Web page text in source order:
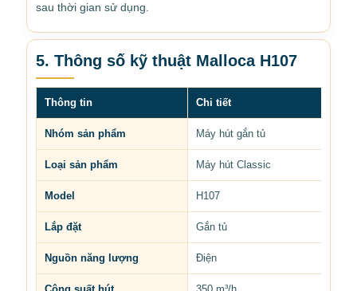
sau thời gian sử dụng.
5. Thông số kỹ thuật Malloca H107
Thông tin Chi tiết
Nhóm sản phẩm Máy hút gắn tủ
Loại sản phẩm Máy hút Classic
Model H107
Lắp đặt Gắn tủ
Nguồn năng lượng Điện